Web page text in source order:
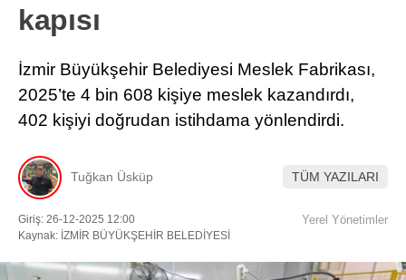
WhatsApp İhbar Hattı
Facebook
POLITIKA
KÜLTÜR-SANAT
DIĞER
kapısı
İzmir Büyükşehir Belediyesi Meslek Fabrikası,
2025’te 4 bin 608 kişiye meslek kazandırdı,
402 kişiyi doğrudan istihdama yönlendirdi.
Tuğkan Üsküp TÜM YAZILARI
Giriş: 26-12-2025 12:00
Kaynak: İZMİR BÜYÜKŞEHİR BELEDİYESİ
Yerel Yönetimler